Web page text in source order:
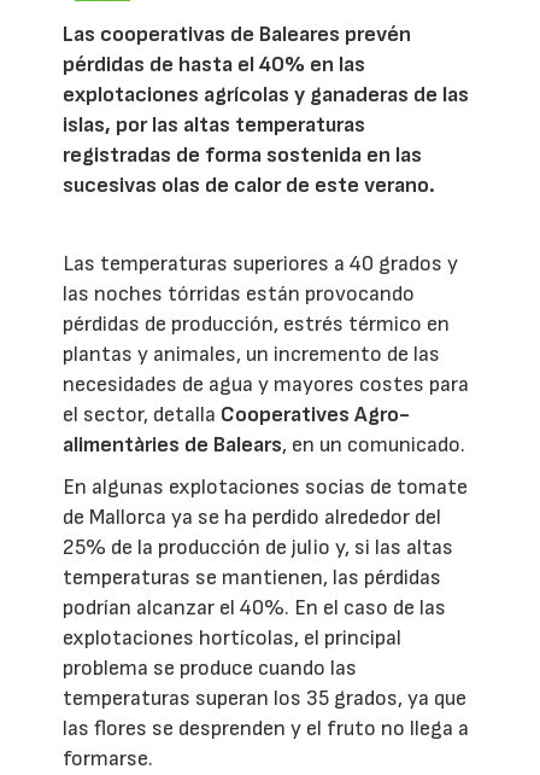
Las cooperativas de Baleares prevén
pérdidas de hasta el 40% en las
explotaciones agrícolas y ganaderas de las
islas, por las altas temperaturas
registradas de forma sostenida en las
sucesivas olas de calor de este verano.
Las temperaturas superiores a 40 grados y
las noches tórridas están provocando
pérdidas de producción, estrés térmico en
plantas y animales, un incremento de las
necesidades de agua y mayores costes para
el sector, detalla Cooperatives Agro-
alimentàries de Balears, en un comunicado.
En algunas explotaciones socias de tomate
de Mallorca ya se ha perdido alrededor del
25% de la producción de julio y, si las altas
temperaturas se mantienen, las pérdidas
podrían alcanzar el 40%. En el caso de las
explotaciones hortícolas, el principal
problema se produce cuando las
temperaturas superan los 35 grados, ya que
las flores se desprenden y el fruto no llega a
formarse.